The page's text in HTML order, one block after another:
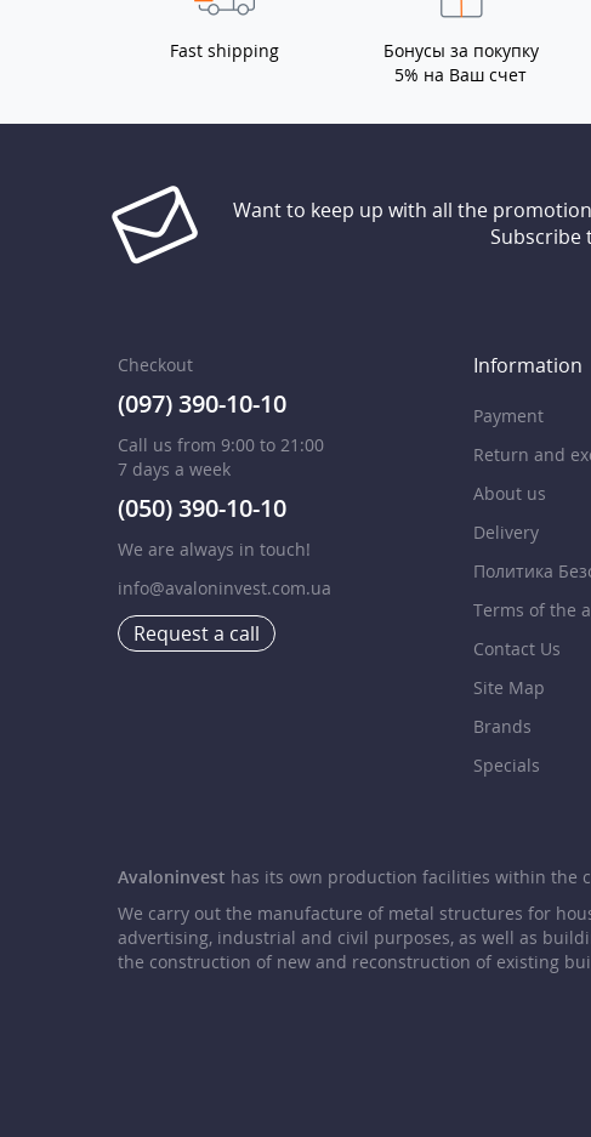
Fast shipping
Бонусы за покупку
5% на Ваш счет
Want to keep up with all the
Checkout
(097) 390-10-10
Call us from 9:00 to 21:00
7 days a week
(050) 390-10-10
We are always in touch!
info@avaloninvest.com.ua
Request a call
Information
Payment
Return and
About us
Delivery
Политика
Terms of the
Contact Us
Site Map
Brands
Specials
Avaloninvest has its own production facilities within the
We carry out the manufacture of metal structures for
advertising, industrial and civil purposes, as well as
the construction of new and reconstruction of existing